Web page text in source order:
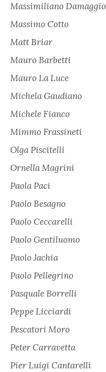
Massimiliano Damaggio
Massimo Cotto
Matt Briar
Mauro Barbetti
Mauro La Luce
Michela Gaudiano
Michele Fianco
Mimmo Frassineti
Olga Piscitelli
Ornella Magrini
Paola Paci
Paolo Besagno
Paolo Ceccarelli
Paolo Gentiluomo
Paolo Jachia
Paolo Pellegrino
Pasquale Borrelli
Peppe Licciardi
Pescatori Moro
Peter Carravetta
Pier Luigi Cantarelli